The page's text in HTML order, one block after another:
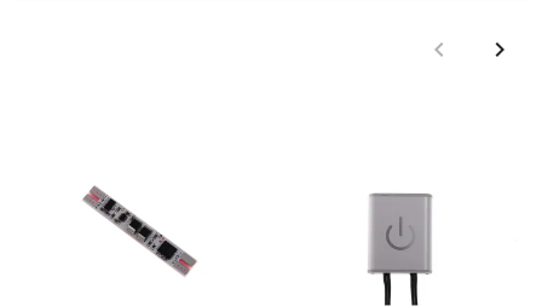
Poprzedni
keyboard_arrow_left keyboard_arrow_right